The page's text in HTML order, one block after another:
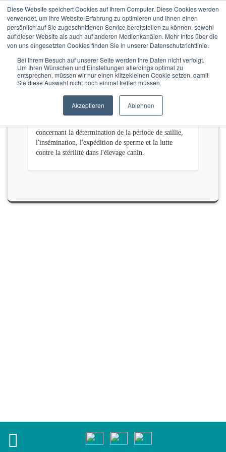
Diese Website speichert Cookies auf Ihrem Computer. Diese Cookies werden
verwendet, um Ihre Website-Erfahrung zu optimieren und Ihnen einen
persönlich auf Sie zugeschnittenen Service bereitstellen zu können, sowohl
auf dieser Website als auch auf anderen Medienkanälen. Mehr Infos über die
von uns eingesetzten Cookies finden Sie in unserer Datenschutzrichtlinie.
Bei Ihrem Besuch auf unserer Seite werden Ihre Daten nicht verfolgt.
Um Ihren Wünschen und Einstellungen allerdings optimal zu
entsprechen, müssen wir nur einen klitzekleinen Cookie setzen, damit
Sie diese Auswahl nicht noch einmal treffen müssen.
Akzeptieren Ablehnen
21.04.2017
Discours présenté au Congrès vétérinaire à
Moscou
Du 20 au 23 avril 2017 :
concernant la détermination de la période de saillie,
l'insémination, l'expédition de sperme et la lutte
contre la stérilité dans l'élevage canin.